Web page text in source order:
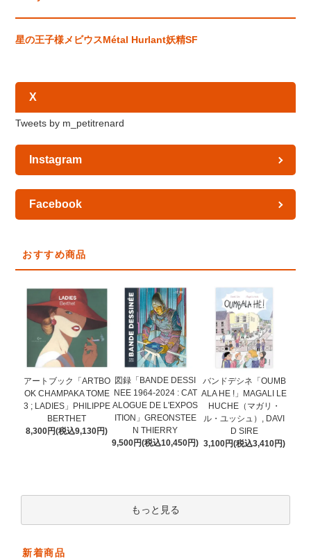
星の王子様メビウスMétal Hurlant妖精SF
X
Tweets by m_petitrenard
Instagram
Facebook
おすすめ商品
アートブック「ARTBO
OK CHAMPAKA TOME
3 ; LADIES」PHILIPPE
BERTHET
8,300円(税込9,130円)
図録「BANDE DESSI
NEE 1964-2024 : CAT
ALOGUE DE L'EXPOS
ITION」GREONSTEE
N THIERRY
9,500円(税込10,450円)
バンドデシネ「OUMB
ALA HE !」MAGALI LE
HUCHE（マガリ・
ル・ユッシュ）, DAVI
D SIRE
3,100円(税込3,410円)
もっと見る
新着商品